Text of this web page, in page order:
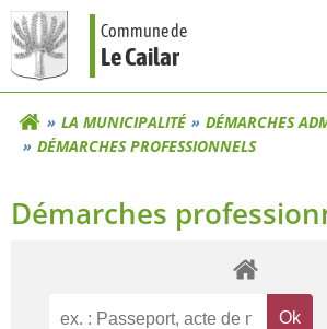
Aller
au
contenu
Commune de
Le Cailar
LA MUNICIPALITÉ
DÉMARCHES
DÉMARCHES PROFESSIONNELS
Démarches